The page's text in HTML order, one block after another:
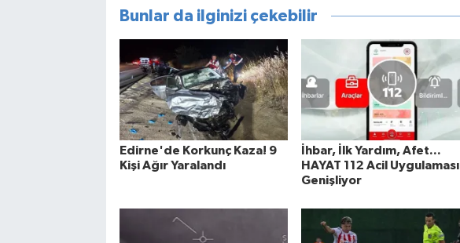
Bunlar da ilginizi çekebilir
Edirne'de Korkunç Kaza! 9
Kişi Ağır Yaralandı
İhbar, İlk Yardım, Afet...
HAYAT 112 Acil Uygulaması
Genişliyor